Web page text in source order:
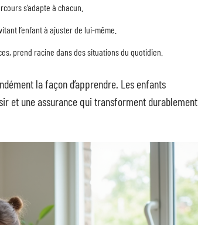
s’adapte à chacun.
l’enfant à ajuster de lui-même.
prend racine dans des situations du quotidien.
la façon d’apprendre. Les enfants
et une assurance qui transforment durablement